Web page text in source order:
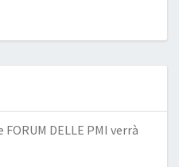
DELLE PMI verrà